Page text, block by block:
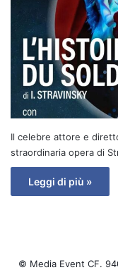
Il celebre attore e
straordinaria opera di
Leggi di più »
© Media Event CF.